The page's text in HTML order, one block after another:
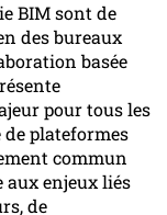
BIM sont de
des bureaux
basée
pour tous les
plateformes
commun
aux enjeux liés
de